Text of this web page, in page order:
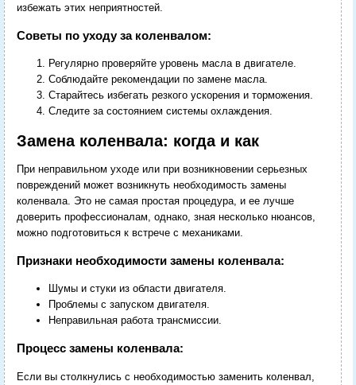
избежать этих неприятностей.
Советы по уходу за коленвалом:
Регулярно проверяйте уровень масла в двигателе.
Соблюдайте рекомендации по замене масла.
Старайтесь избегать резкого ускорения и торможения.
Следите за состоянием системы охлаждения.
Замена коленвала: когда и как
При неправильном уходе или при возникновении серьезных
повреждений может возникнуть необходимость замены
коленвала. Это не самая простая процедура, и ее лучше
доверить профессионалам, однако, зная несколько нюансов,
можно подготовиться к встрече с механиками.
Признаки необходимости замены коленвала:
Шумы и стуки из области двигателя.
Проблемы с запуском двигателя.
Неправильная работа трансмиссии.
Процесс замены коленвала:
Если вы столкнулись с необходимостью заменить коленвал,